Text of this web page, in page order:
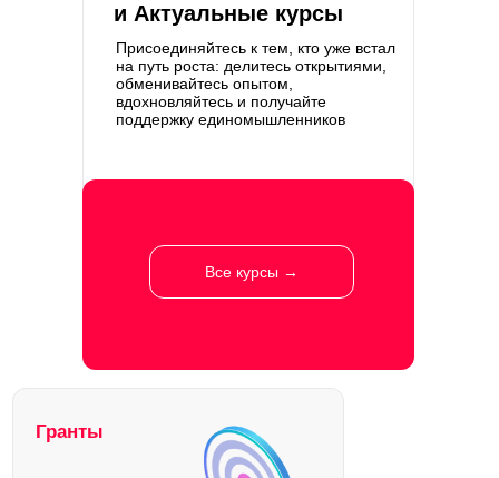
и Актуальные курсы
Присоединяйтесь к тем, кто уже встал
на путь роста: делитесь открытиями,
обменивайтесь опытом,
вдохновляйтесь и получайте
поддержку единомышленников
Все курсы →
Гранты